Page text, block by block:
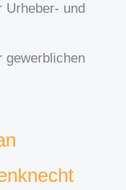
Urheber- und
gewerblichen